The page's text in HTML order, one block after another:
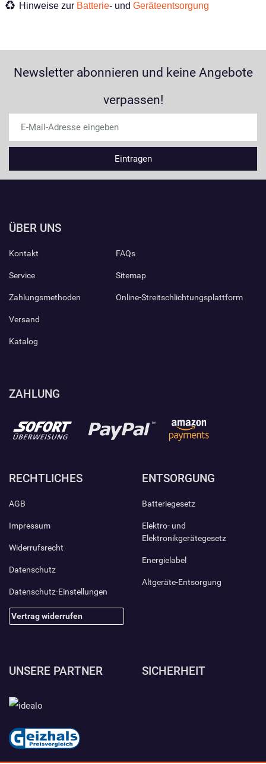
Hinweise zur Batterie- und Geräteentsorgung
Newsletter abonnieren und keine Angebote
verpassen!
ÜBER UNS
Kontakt
Service
Zahlungsmethoden
Versand
Katalog
FAQs
Sitemap
Online-Streitschlichtungsplattform
ZAHLUNG
RECHTLICHES
AGB
Impressum
Widerrufsrecht
Datenschutz
Datenschutz-Einstellungen
Vertrag widerrufen
ENTSORGUNG
Batteriegesetz
Elektro- und
Elektronikgerätegesetz
Energielabel
Altgeräte-Entsorgung
UNSERE PARTNER SICHERHEIT